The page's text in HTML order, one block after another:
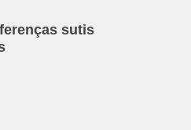
sutis